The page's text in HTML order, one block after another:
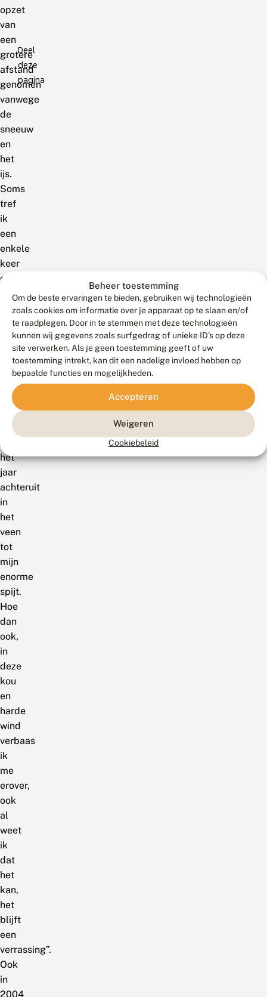
Beheer toestemming
Om de beste ervaringen te bieden, gebruiken wij technologieën
zoals cookies om informatie over je apparaat op te slaan en/of
te raadplegen. Door in te stemmen met deze technologieën
kunnen wij gegevens zoals surfgedrag of unieke ID's op deze
site verwerken. Als je geen toestemming geeft of uw
toestemming intrekt, kan dit een nadelige invloed hebben op
bepaalde functies en mogelijkheden.
Accepteren
Weigeren
Cookiebeleid
opzet
van
een
grotere
afstand
genomen
vanwege
de
sneeuw
en
het
ijs.
Soms
tref
ik
een
enkele
keer
een
Eikenbladrupsje
aan
deze
tijd
van
het
maar
gaan
het
jaar
achteruit
in
het
veen
tot
mijn
enorme
spijt.
Hoe
dan
ook,
in
deze
kou
en
harde
wind
verbaas
ik
me
erover,
ook
al
weet
ik
dat
het
kan,
het
blijft
een
verrassing”.
Ook
in
2004
Deel
deze
pagina